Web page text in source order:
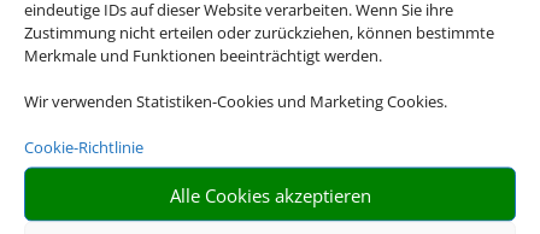
eindeutige IDs auf dieser Website verarbeiten. Wenn Sie ihre
Zustimmung nicht erteilen oder zurückziehen, können bestimmte
Merkmale und Funktionen beeinträchtigt werden.
Wir verwenden Statistiken-Cookies und Marketing Cookies.
Cookie-Richtlinie
Alle Cookies akzeptieren